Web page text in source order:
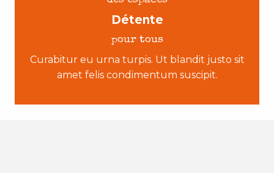
Détente
pour tous
Curabitur eu urna turpis. Ut blandit justo sit
amet felis condimentum suscipit.